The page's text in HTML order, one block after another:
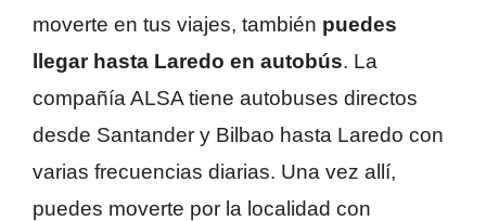
moverte en tus viajes, también puedes
llegar hasta Laredo en autobús. La
compañía ALSA tiene autobuses directos
desde Santander y Bilbao hasta Laredo con
varias frecuencias diarias. Una vez allí,
puedes moverte por la localidad con